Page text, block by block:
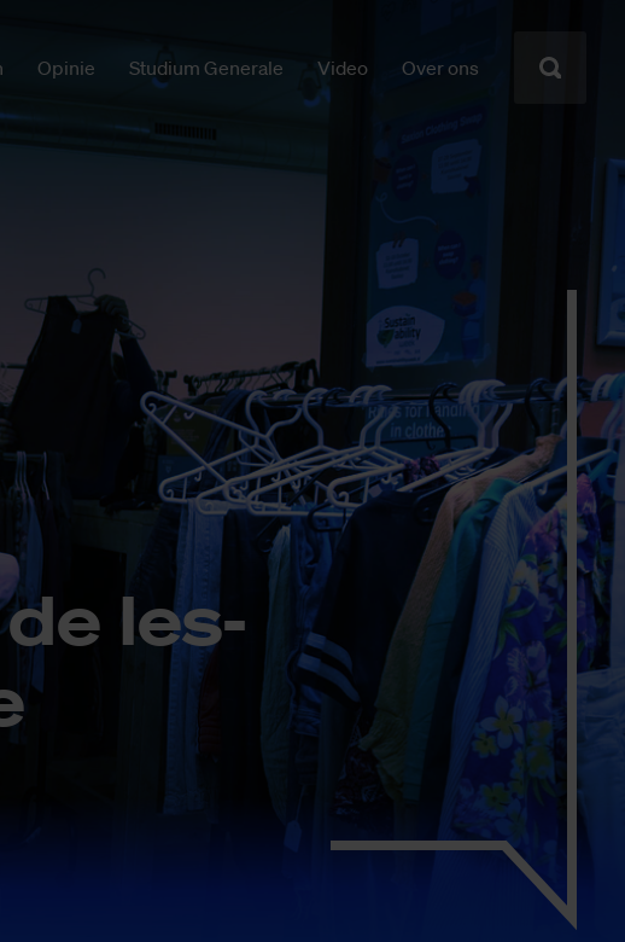
Opinie Studium Generale Video Over ons
de les­